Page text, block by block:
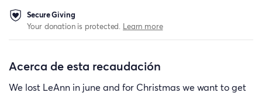
Secure Giving
Your donation is protected. Learn more
Acerca de esta recaudación
We lost LeAnn in june and for Christmas we want to get